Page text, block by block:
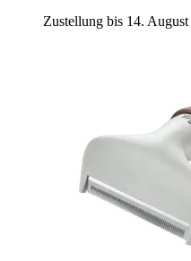
Zustellung bis 14. August